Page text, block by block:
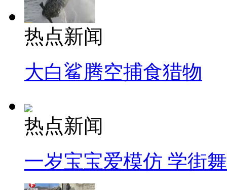
热点新闻
大白鲨腾空捕食猎物
热点新闻
一岁宝宝爱模仿 学街